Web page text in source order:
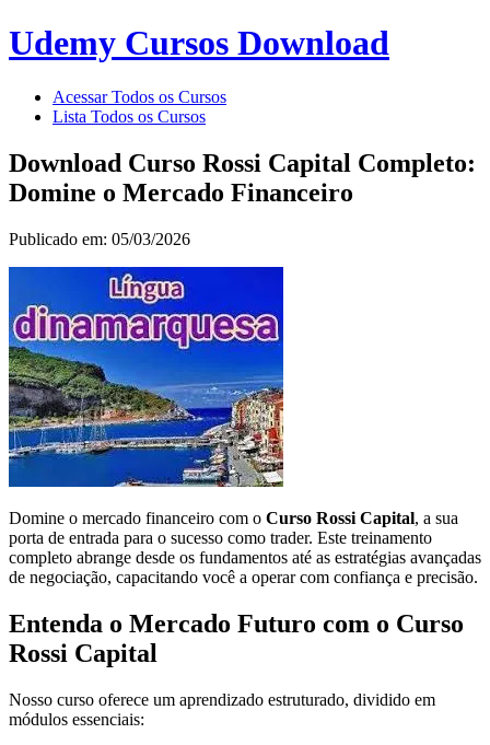
Udemy Cursos Download
Acessar Todos os Cursos
Lista Todos os Cursos
Download Curso Rossi Capital Completo:
Domine o Mercado Financeiro
Publicado em: 05/03/2026
Domine o mercado financeiro com o Curso Rossi Capital, a sua
porta de entrada para o sucesso como trader. Este treinamento
completo abrange desde os fundamentos até as estratégias avançadas
de negociação, capacitando você a operar com confiança e precisão.
Entenda o Mercado Futuro com o Curso
Rossi Capital
Nosso curso oferece um aprendizado estruturado, dividido em
módulos essenciais: